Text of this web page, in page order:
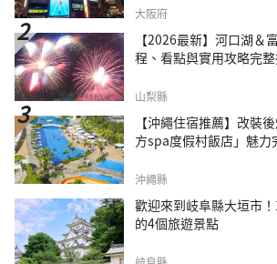
大阪府
【2026最新】河口湖＆
程、看點與實用攻略完
山梨縣
【沖繩住宿推薦】改裝
方spa度假村飯店」魅力
沖繩縣
歡迎來到岐阜縣大垣市
的4個旅遊景點